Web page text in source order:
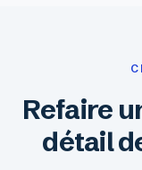
Refaire
détail